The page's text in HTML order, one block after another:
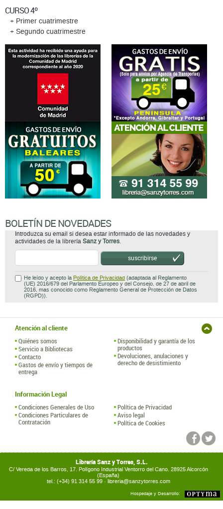
CURSO 4º
+ Primer cuatrimestre
+ Segundo cuatrimestre
BOLETÍN DE NOVEDADES
Introduzca su email si desea estar informado de las novedades y
actividades de la librería Sanz y Torres
suscribirse
He leído y acepto la Política de Privacidad (adaptada al Reglamento
(UE) 2016/679 del Parlamento Europeo y del Consejo, de 27 de abril de
2016, mas conocido como Reglamento General de Protección de Datos
(RGPD)).
Atención al cliente
Quiénes somos
Servicio a Bibliotecas
Contacto
Gastos de envío y tiempos de
entrega
Disponibilidad y garantía de los
productos
Devoluciones, anulaciones y
derecho de desistimiento
Información Legal
Condiciones Generales de Uso
Condiciones Particulares de
Contratación
Política de Privacidad
Aviso legal
Política de Cookies
Librería Sanz y Torres, S.L.
C/ Vereda de los Barros, 17. Polígono Industrial Ventorro del Cano. 28925 Alcorcón
(España)
tel.: (+34) 91 314 55 99 · libreria@sanzytorres.com
Hospedaje y Desarrollo: